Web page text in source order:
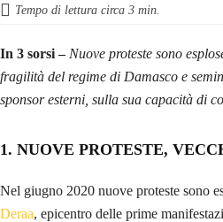
Tempo di lettura circa 3 min.
In 3 sorsi – Nuove proteste sono
fragilità del regime di Damasco e
sponsor esterni, sulla sua capacità di
1. NUOVE PROTESTE,
Nel giugno 2020 nuove proteste sono
Deraa, epicentro delle prime